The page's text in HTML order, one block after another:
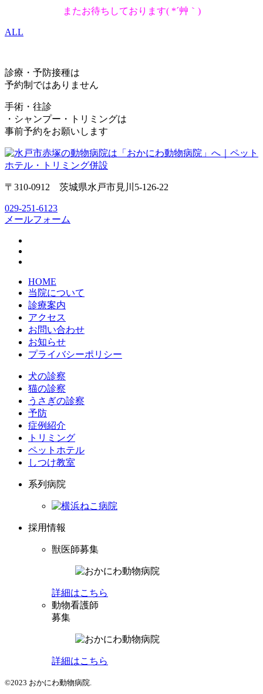
またお待ちしております( *´艸｀)
ALL
診療・予防接種は
予約制ではありません
手術・往診
・シャンプー・トリミングは
事前予約をお願いします
〒310-0912 茨城県水戸市見川5-126-22
029-251-6123
メールフォーム
HOME
当院について
診療案内
アクセス
お問い合わせ
お知らせ
プライバシーポリシー
犬の診察
猫の診察
うさぎの診察
予防
症例紹介
トリミング
ペットホテル
しつけ教室
系列病院
採用情報
獣医師募集
詳細はこちら
動物看護師
募集
詳細はこちら
©2023 おかにわ動物病院.